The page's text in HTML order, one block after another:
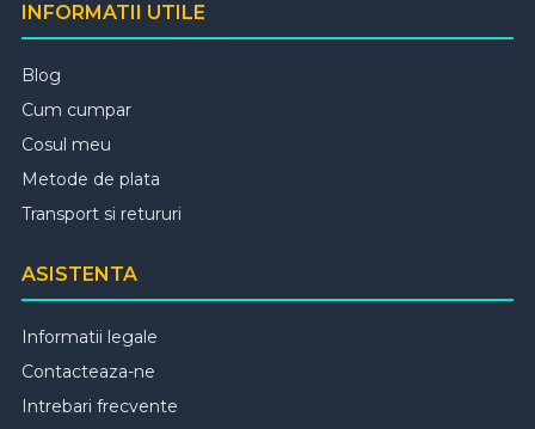
INFORMATII UTILE
Blog
Cum cumpar
Cosul meu
Metode de plata
Transport si retururi
ASISTENTA
Informatii legale
Contacteaza-ne
Intrebari frecvente